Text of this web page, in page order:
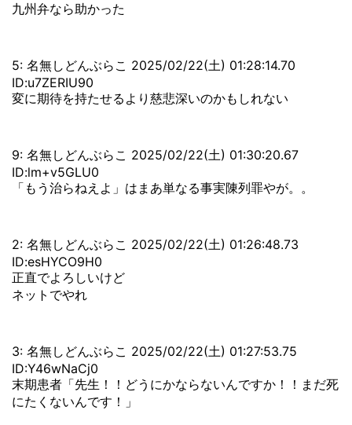
九州弁なら助かった
5: 名無しどんぶらこ 2025/02/22(土) 01:28:14.70
ID:u7ZERIU90
変に期待を持たせるより慈悲深いのかもしれない
9: 名無しどんぶらこ 2025/02/22(土) 01:30:20.67
ID:lm+v5GLU0
「もう治らねえよ」はまあ単なる事実陳列罪やが。。
2: 名無しどんぶらこ 2025/02/22(土) 01:26:48.73
ID:esHYCO9H0
正直でよろしいけど
ネットでやれ
3: 名無しどんぶらこ 2025/02/22(土) 01:27:53.75
ID:Y46wNaCj0
末期患者「先生！！どうにかならないんですか！！まだ死
にたくないんです！」